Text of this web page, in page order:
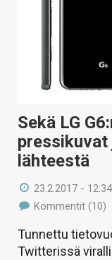
Sekä LG
lähteestä
23.2.2017 - 12:34
Kommentit (10)
Tunnettu
Twitterissä